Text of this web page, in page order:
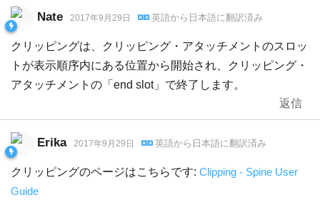
Nate 2017年9月29日 英語から 日本語に翻訳済み
クリッピングは、クリッピング・アタッチメントのスロッ
トが表示順序内にある位置から開始され、クリッピング・
アタッチメントの「end slot」で終了します。
返信
Erika 2017年9月29日 英語から 日本語に翻訳済み
クリッピングのページはこちらです: Clipping - Spine User
Guide